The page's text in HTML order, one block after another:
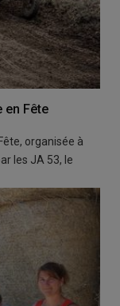
en Fête
organisée à
les JA 53, le